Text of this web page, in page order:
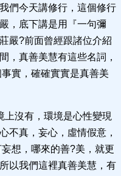
們今天講修行，這個修行
，底下講是用『一句彌
嚴?前面曾經跟諸位介紹
，真善美慧有這些名詞，
實，確確實實是真善美
上沒有，環境是心性變現
不真，妄心，虛情假意，
想，哪來的善?美，就更
以我們這裡真善美慧，有